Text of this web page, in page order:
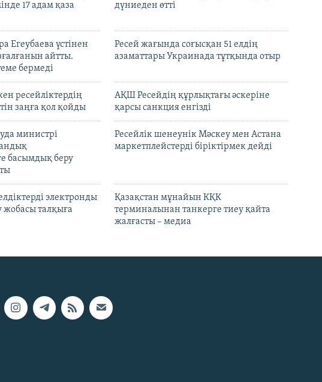
17 адам қаза
дүниеден өтті
Егеубаева үстінен
айтты.
бермеді
Ресей жағында соғысқан 51 елдің
азаматтары Украинада тұтқында отыр
ресейліктердің
заңға қол қойды
АҚШ Ресейдің құрлықтағы әскеріне
қарсы санкция енгізді
министрі
басымдық беру
Ресейлік шенеунік Мәскеу мен Астана
маркетплейстерді біріктірмек дейді
электронды
жобасы талқыға
Қазақстан мұнайын КҚК
терминалынан танкерге тиеу қайта
жалғасты – медиа